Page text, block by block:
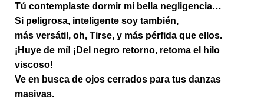
Tú contemplaste dormir mi bella negligencia…
Si peligrosa, inteligente soy también,
más versátil, oh, Tirse, y más pérfida que ellos.
¡Huye de mí! ¡Del negro retorno, retoma el hilo
viscoso!
Ve en busca de ojos cerrados para tus danzas
masivas.